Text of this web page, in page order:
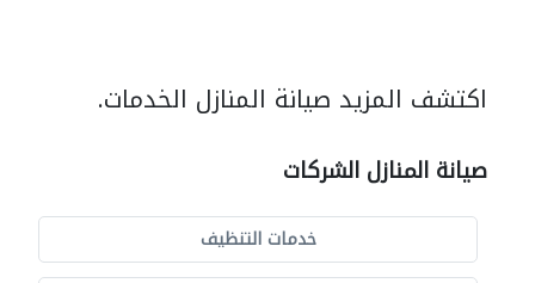
اكتشف المزيد صيانة المنازل الخدمات.
صيانة المنازل الشركات
خدمات التنظيف